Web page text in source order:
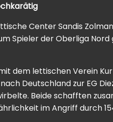
Center Sandis
Spieler der Oberliga
dem lettischen Verein
Deutschland zur EG
Beide schafften
im Angriff durch